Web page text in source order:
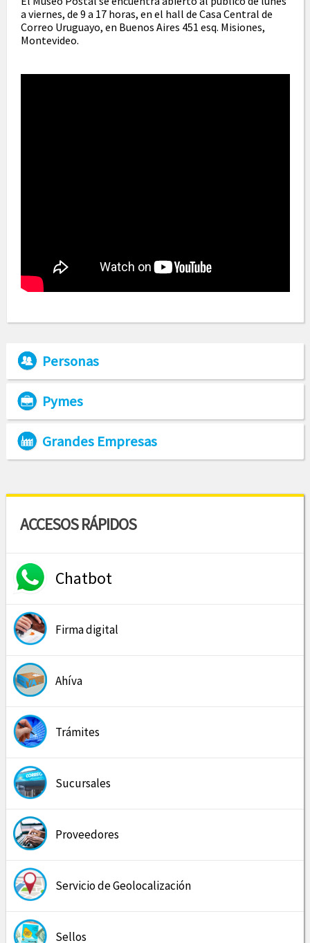
a viernes, de 9 a 17 horas, en el hall de Casa Central de
Correo Uruguayo, en Buenos Aires 451 esq. Misiones,
Montevideo.
Personas
Pymes
Grandes Empresas
ACCESOS RÁPIDOS
Chatbot
Firma digital
Ahíva
Trámites
Sucursales
Proveedores
Servicio de Geolocalización
Sellos